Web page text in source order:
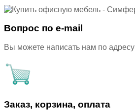
Вопрос по e-mail
Вы можете написать нам по адресу
Заказ, корзина, оплата